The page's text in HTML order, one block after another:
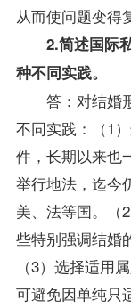
从而使问题变得
2.简述国际
种不同实践。
答：对结婚形
不同实践：（1
件，长期以来也
举行地法，迄今
美、法等国。（
些特别强调结婚
（3）选择适用
可避免因单纯只